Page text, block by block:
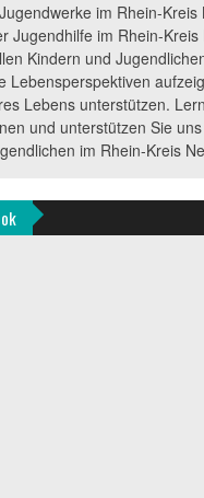
im Rhein-Kreis
Jugendhilfe im Rhein-Kreis
Kindern und
Lebensperspektiven
Lebens unterstützen.
und unterstützen Sie
im Rhein-Kreis